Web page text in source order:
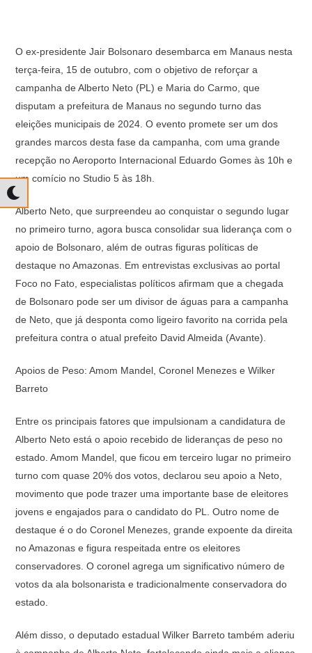
O ex-presidente Jair Bolsonaro desembarca em Manaus nesta
terça-feira, 15 de outubro, com o objetivo de reforçar a
campanha de Alberto Neto (PL) e Maria do Carmo, que
disputam a prefeitura de Manaus no segundo turno das
eleições municipais de 2024. O evento promete ser um dos
grandes marcos desta fase da campanha, com uma grande
recepção no Aeroporto Internacional Eduardo Gomes às 10h e
um comício no Studio 5 às 18h.
Alberto Neto, que surpreendeu ao conquistar o segundo lugar
no primeiro turno, agora busca consolidar sua liderança com o
apoio de Bolsonaro, além de outras figuras políticas de
destaque no Amazonas. Em entrevistas exclusivas ao portal
Foco no Fato, especialistas políticos afirmam que a chegada
de Bolsonaro pode ser um divisor de águas para a campanha
de Neto, que já desponta como ligeiro favorito na corrida pela
prefeitura contra o atual prefeito David Almeida (Avante).
Apoios de Peso: Amom Mandel, Coronel Menezes e Wilker
Barreto
Entre os principais fatores que impulsionam a candidatura de
Alberto Neto está o apoio recebido de lideranças de peso no
estado. Amom Mandel, que ficou em terceiro lugar no primeiro
turno com quase 20% dos votos, declarou seu apoio a Neto,
movimento que pode trazer uma importante base de eleitores
jovens e engajados para o candidato do PL. Outro nome de
destaque é o do Coronel Menezes, grande expoente da direita
no Amazonas e figura respeitada entre os eleitores
conservadores. O coronel agrega um significativo número de
votos da ala bolsonarista e tradicionalmente conservadora do
estado.
Além disso, o deputado estadual Wilker Barreto também aderiu